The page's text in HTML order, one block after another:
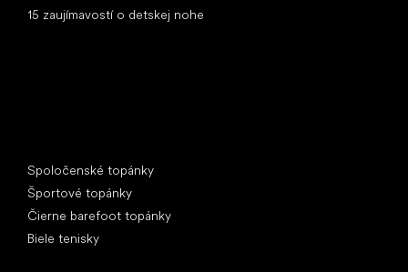
15 zaujímavostí o detskej nohe
Spoločenské topánky
Športové topánky
Čierne barefoot topánky
Biele tenisky